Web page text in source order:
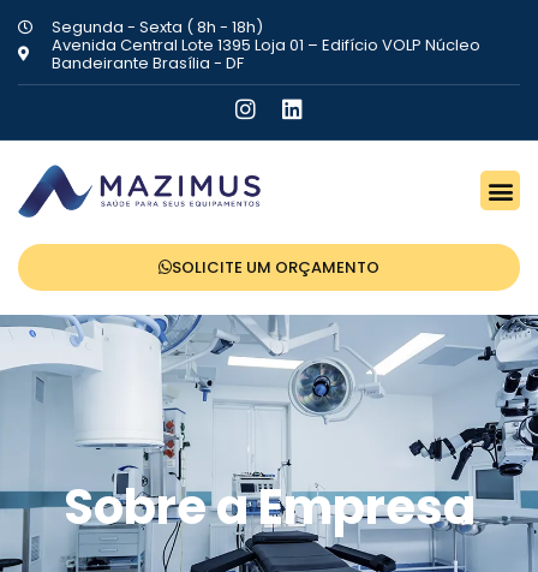
Segunda - Sexta ( 8h - 18h)
Avenida Central Lote 1395 Loja 01 – Edifício VOLP Núcleo
Bandeirante Brasília - DF
SOLICITE UM ORÇAMENTO
Sobre a Empresa